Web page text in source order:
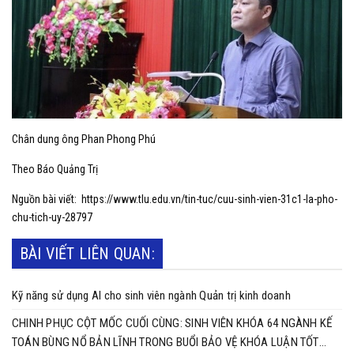
Chân dung ông Phan Phong Phú
Theo Báo Quảng Trị
Nguồn bài viết: https://www.tlu.edu.vn/tin-tuc/cuu-sinh-vien-31c1-la-pho-
chu-tich-uy-28797
BÀI VIẾT LIÊN QUAN:
Kỹ năng sử dụng AI cho sinh viên ngành Quản trị kinh doanh
CHINH PHỤC CỘT MỐC CUỐI CÙNG: SINH VIÊN KHÓA 64 NGÀNH KẾ
TOÁN BÙNG NỔ BẢN LĨNH TRONG BUỔI BẢO VỆ KHÓA LUẬN TỐT